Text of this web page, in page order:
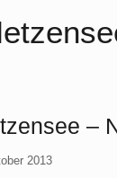
–
2013